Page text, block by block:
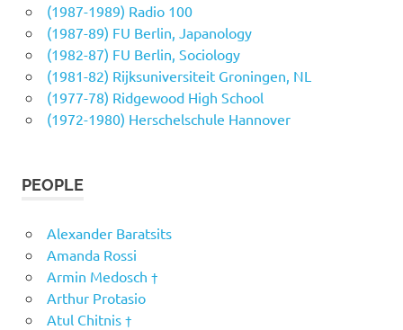
(1987-1989) Radio 100
(1987-89) FU Berlin, Japanology
(1982-87) FU Berlin, Sociology
(1981-82) Rijksuniversiteit Groningen, NL
(1977-78) Ridgewood High School
(1972-1980) Herschelschule Hannover
PEOPLE
Alexander Baratsits
Amanda Rossi
Armin Medosch †
Arthur Protasio
Atul Chitnis †